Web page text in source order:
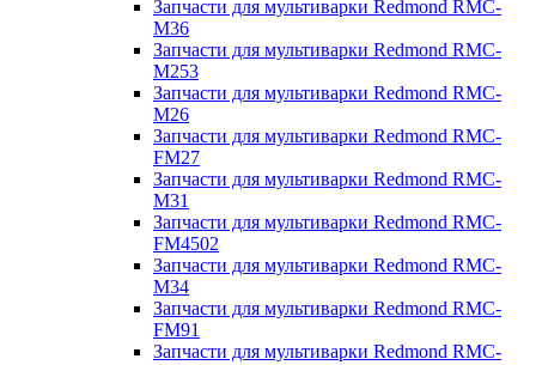
Запчасти для мультиварки Redmond RMC-
M36
Запчасти для мультиварки Redmond RMC-
M253
Запчасти для мультиварки Redmond RMC-
M26
Запчасти для мультиварки Redmond RMC-
FM27
Запчасти для мультиварки Redmond RMC-
M31
Запчасти для мультиварки Redmond RMC-
FM4502
Запчасти для мультиварки Redmond RMC-
M34
Запчасти для мультиварки Redmond RMC-
FM91
Запчасти для мультиварки Redmond RMC-